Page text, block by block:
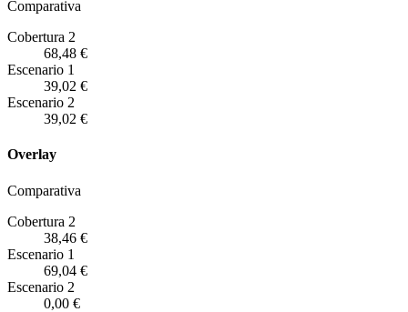
Comparativa
Cobertura 2
68,48 €
Escenario 1
39,02 €
Escenario 2
39,02 €
Overlay
Comparativa
Cobertura 2
38,46 €
Escenario 1
69,04 €
Escenario 2
0,00 €